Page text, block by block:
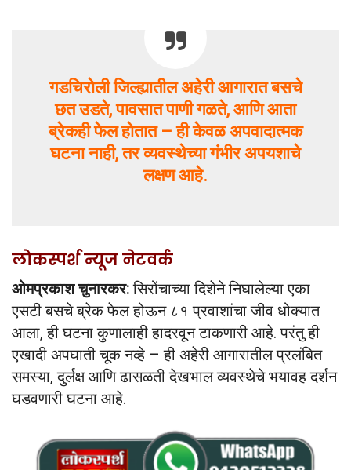
गडचिरोली जिल्ह्यातील अहेरी आगारात बसचे
छत उडते, पावसात पाणी गळते, आणि आता
ब्रेकही फेल होतात – ही केवळ अपवादात्मक
घटना नाही, तर व्यवस्थेच्या गंभीर अपयशाचे
लक्षण आहे.
लोकस्पर्श न्यूज नेटवर्क
ओमप्रकाश चुनारकर:सिरोंचाच्या दिशेने निघालेल्या एका
एसटी बसचे ब्रेक फेल होऊन ८१ प्रवाशांचा जीव धोक्यात
आला, ही घटना कुणालाही हादरवून टाकणारी आहे. परंतु ही
एखादी अपघाती चूक नव्हे – ही अहेरी आगारातील प्रलंबित
समस्या, दुर्लक्ष आणि ढासळती देखभाल व्यवस्थेचे भयावह दर्शन
घडवणारी घटना आहे.